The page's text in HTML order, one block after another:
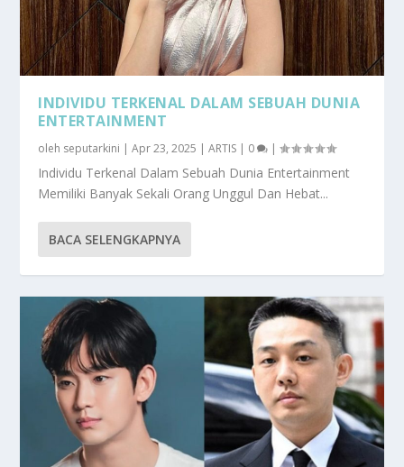
INDIVIDU TERKENAL DALAM SEBUAH DUNIA
ENTERTAINMENT
oleh seputarkini |Apr 23, 2025 |ARTIS 0 |
Individu Terkenal Dalam Sebuah Dunia Entertainment
Memiliki Banyak Sekali Orang Unggul Dan Hebat...
BACA SELENGKAPNYA